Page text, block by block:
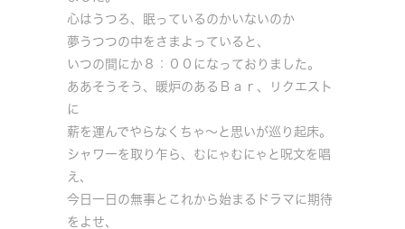
心はうつろ、眠っているのかいないのか
夢うつつの中をさまよっていると、
いつの間にか８：００になっておりました。
ああそうそう、暖炉のあるＢａｒ、リクエスト
に
薪を運んでやらなくちゃ～と思いが巡り起床。
シャワーを取り乍ら、むにゃむにゃと呪文を唱
え、
今日一日の無事とこれから始まるドラマに期待
をよせ、